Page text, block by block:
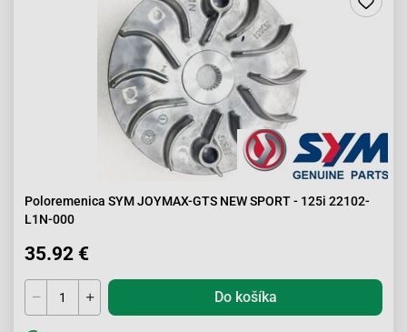
Poloremenica SYM JOYMAX-GTS NEW SPORT - 125i 22102-
L1N-000
35.92 €
Do košíka